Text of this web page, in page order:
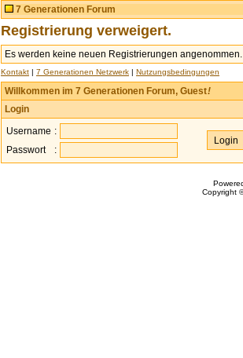
7 Generationen Forum
Registrierung verweigert.
Es werden keine neuen Registrierungen angenommen.
Kontakt | 7 Generationen Netzwerk | Nutzungsbedingungen
Willkommen im 7 Generationen Forum, Guest!
Login
Username :
Passwort
:
Copyright